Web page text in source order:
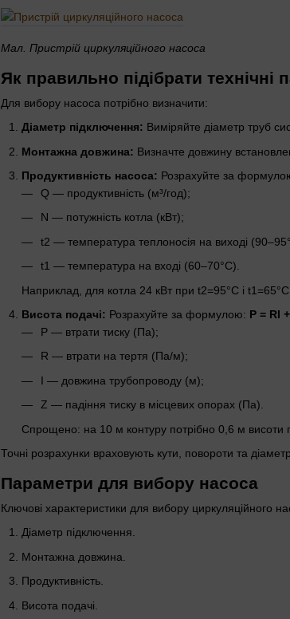
Мал. Пристрій циркуляційного насоса
Як правильно підібрати технічні
Для вибору насоса потрібно визначити:
Діаметр підключення: Виміряйте діаметр труб
Монтажна довжина: Визначте довжину
Продуктивність насоса: Розрахуйте за
Q — продуктивність (м³/год);
N — потужність котла (кВт);
t2 — температура теплоносія на виході
t1 — температура на вході (60–70°C).
Наприклад, для котла 24 кВт при t2=95°C і
Висота подачі: Розрахуйте за формулою: P = RI
P — втрати тиску (Па);
R — втрати на тертя (Па/м);
I — довжина трубопроводу (м);
Z — падіння тиску в місцевих опорах (Па).
Спрощено: на 10 м контуру потрібно 0,6 м
Точні розрахунки враховують кути, повороти та
Параметри для вибору насоса
Ключові характеристики для вибору циркуляційного
Діаметр підключення.
Монтажна довжина.
Продуктивність.
Висота подачі.